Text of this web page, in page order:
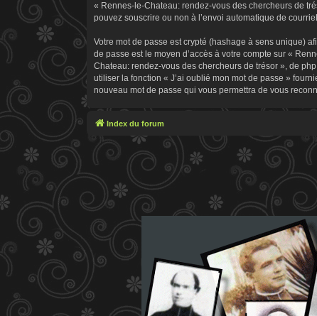
« Rennes-le-Chateau: rendez-vous des chercheurs de
pouvez souscrire ou non à l’envoi automatique de
Votre mot de passe est crypté (hashage à sens unique)
de passe est le moyen d’accès à votre compte sur «
Chateau: rendez-vous des chercheurs de trésor », de
utiliser la fonction « J’ai oublié mon mot de passe »
nouveau mot de passe qui vous permettra de vous
Index du forum